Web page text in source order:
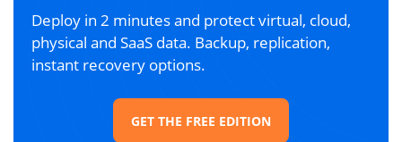
Deploy in 2 minutes and protect virtual, cloud,
physical and SaaS data. Backup, replication,
instant recovery options.
GET THE FREE EDITION